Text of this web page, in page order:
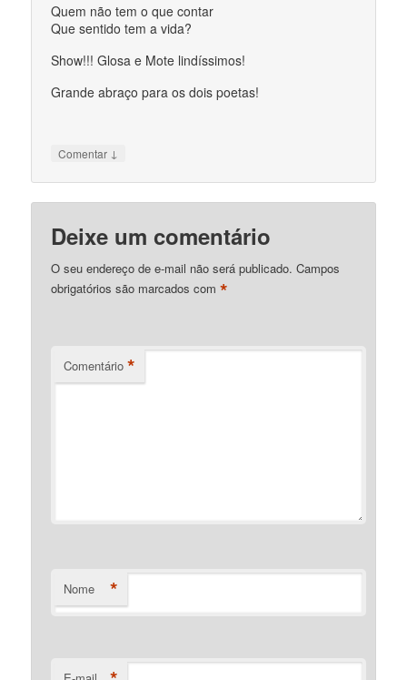
Quem não tem o que contar
Que sentido tem a vida?
Show!!! Glosa e Mote lindíssimos!
Grande abraço para os dois poetas!
Comentar ↓
Deixe um comentário
O seu endereço de e-mail não será publicado. Campos
obrigatórios são marcados com*
Comentário *
Nome *